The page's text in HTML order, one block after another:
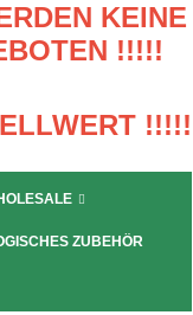
KEINE
!!!!!
!!!!!
ZUBEHÖR